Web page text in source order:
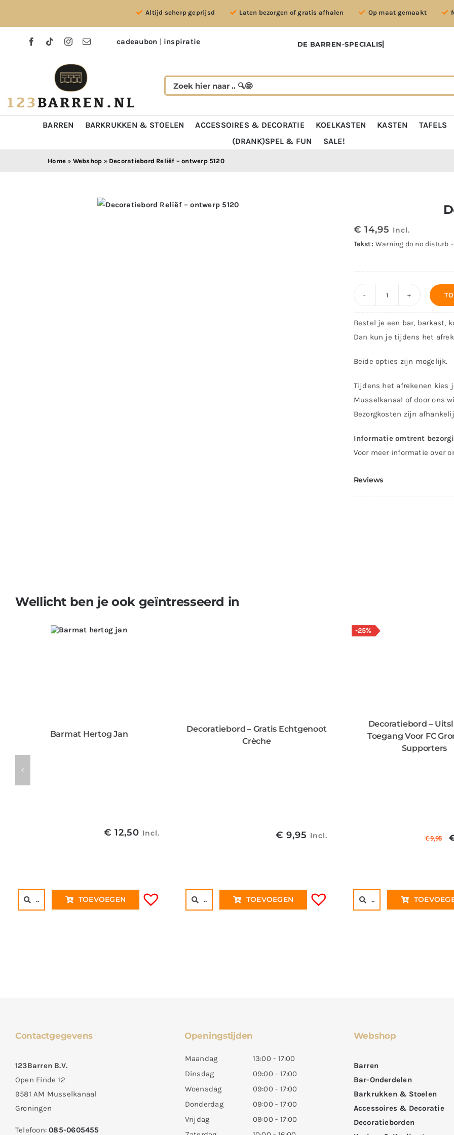
Altijd scherp geprijsd Laten bezorgen of gratis afhalen Op maat gemaakt
cadeaubon | inspiratie
BARREN BARKRUKKEN & STOELEN ACCESSOIRES & DECORATIE KOELKASTEN KASTEN TAFELS
(DRANK)SPEL & FUN
SALE!
Home » Webshop » Decoratiebord Reliëf – ontwerp 5120
€ 14,95 Incl.
Tekst:Warning do no disturb
Decoratiebord
ontwerp
5120
Bestel je een bar, barkast,
Dan kun je tijdens het
Beide opties zijn mogelijk.
Tijdens het afrekenen kies
Musselkanaal of door ons
Bezorgkosten zijn
Informatie omtrent
Voor meer informatie over
Reviews
Wellicht ben je ook geïntresseerd in
Barmat Hertog Jan
€ 12,50 Incl.
.. TOEVOEGEN
Decoratiebord – Gratis Echtgenoot
Crèche
€ 9,95 Incl.
.. TOEVOEGEN
-25%
Decoratiebord –
Toegang Voor FC
Supporters
€9,95
..
Contactgegevens
123Barren B.V.
Open Einde 12
9581 AM Musselkanaal
Groningen
Telefoon:085-0605455
Openingstijden
Maandag
13:00 - 17:00
Dinsdag
09:00 - 17:00
Woensdag
09:00 - 17:00
Donderdag
09:00 - 17:00
Vrijdag
09:00 - 17:00
Webshop
Barren
Bar-Onderdelen
Barkrukken & Stoelen
Accessoires & Decoratie
Decoratieborden